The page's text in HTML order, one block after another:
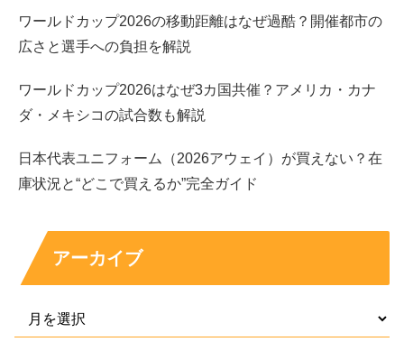
まとめ
ワールドカップ2026の移動距離はなぜ過酷？開催都市の
広さと選手への負担を解説
ワールドカップ2026はなぜ3カ国共催？アメリカ・カナ
ダ・メキシコの試合数も解説
日本代表ユニフォーム（2026アウェイ）が買えない？在
庫状況と“どこで買えるか”完全ガイド
アーカイブ